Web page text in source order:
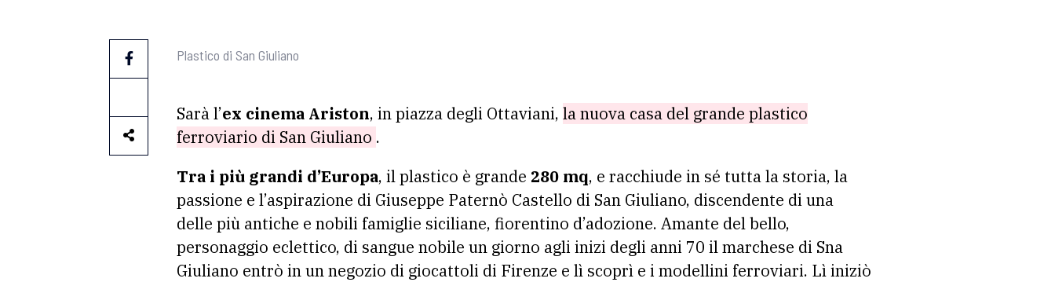
Plastico di San Giuliano
Sarà l’ex cinema Ariston, in piazza degli Ottaviani, la nuova casa del grande plastico
ferroviario di San Giuliano .
Tra i più grandi d’Europa, il plastico è grande 280 mq, e racchiude in sé tutta la storia, la
passione e l’aspirazione di Giuseppe Paternò Castello di San Giuliano, discendente di una
delle più antiche e nobili famiglie siciliane, fiorentino d’adozione. Amante del bello,
personaggio eclettico, di sangue nobile un giorno agli inizi degli anni 70 il marchese di Sna
Giuliano entrò in un negozio di giocattoli di Firenze e lì scoprì e i modellini ferroviari. Lì iniziò